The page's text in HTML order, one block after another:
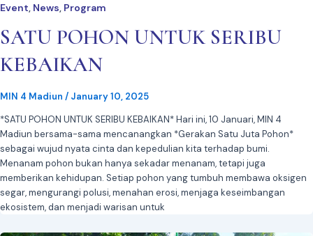
Event, News, Program
SATU POHON UNTUK SERIBU
KEBAIKAN
MIN 4 Madiun / January 10, 2025
*SATU POHON UNTUK SERIBU KEBAIKAN* Hari ini, 10 Januari, MIN 4
Madiun bersama-sama mencanangkan *Gerakan Satu Juta Pohon*
sebagai wujud nyata cinta dan kepedulian kita terhadap bumi.
Menanam pohon bukan hanya sekadar menanam, tetapi juga
memberikan kehidupan. Setiap pohon yang tumbuh membawa oksigen
segar, mengurangi polusi, menahan erosi, menjaga keseimbangan
ekosistem, dan menjadi warisan untuk